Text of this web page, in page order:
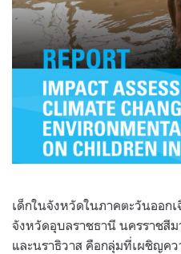
เด็กในจังหวัดในภาคตะวันออก
จังหวัดอุบลราชธานี นครราชสีม
และนราธิวาส คือกลุ่มที่เผชิญค